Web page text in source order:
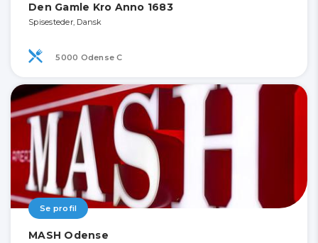
Den Gamle Kro Anno 1683
Spisesteder, Dansk
5000 Odense C
Se profil
MASH Odense